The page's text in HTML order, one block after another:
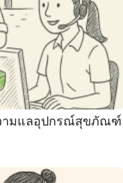
ามแลอุปกรณ์สุขภัณฑ์